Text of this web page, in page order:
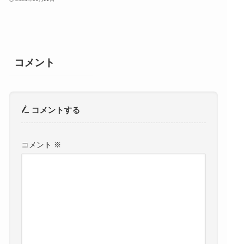
コメント
コメントする
コメント ※